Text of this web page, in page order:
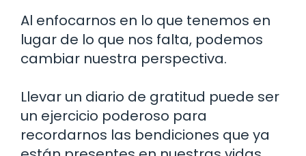
Al enfocarnos en lo que tenemos en
lugar de lo que nos falta, podemos
cambiar nuestra perspectiva.
Llevar un diario de gratitud puede ser
un ejercicio poderoso para
recordarnos las bendiciones que ya